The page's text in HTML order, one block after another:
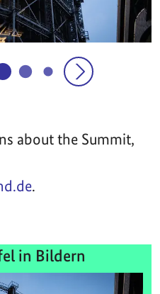
about the Summit,
.
in Bildern